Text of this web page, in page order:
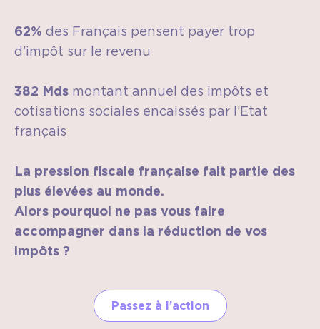
62% des Français pensent payer trop
d'impôt sur le revenu
382 Mds montant annuel des impôts et
cotisations sociales encaissés par l’Etat
français
La pression fiscale française fait partie des
plus élevées au monde.
Alors pourquoi ne pas vous faire
accompagner dans la réduction de vos
impôts ?
Passez à l’action